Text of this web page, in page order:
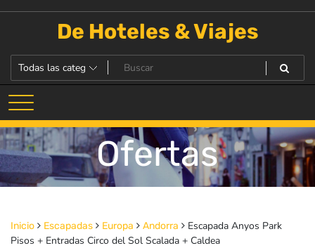
De Hoteles & Viajes
Ofertas
Inicio Escapadas Europa Andorra
Escapada Anyos Park
Pisos + Entradas Circo del Sol Scalada + Caldea